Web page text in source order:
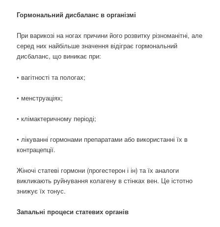
Гормональний дисбаланс в організмі
При варикозі на ногах причини його розвитку різноманітні, але
серед них найбільше значення відіграє гормональний
дисбаланс, що виникає при:
• вагітності та пологах;
• менструаціях;
• клімактеричному періоді;
• лікуванні гормонами препаратами або використанні їх в
контрацепції.
Жіночі статеві гормони (прогестерон і ін) та їх аналоги
викликають руйнування колагену в стінках вен. Це істотно
знижує їх тонус.
Запальні процеси статевих органів